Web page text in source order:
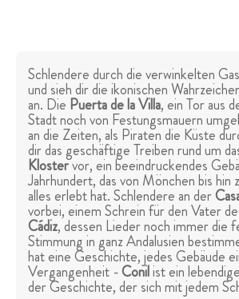
Schlendere durch die verwinkelten
und sieh dir die ikonischen
an. Die Puerta de la Villa, ein Tor aus
Stadt noch von Festungsmauern
an die Zeiten, als Piraten die Küste
dir das geschäftige Treiben rund um
Klostervor, ein beeindruckendes
Jahrhundert, das von Mönchen bis hin
alles erlebt hat. Schlendere an der
vorbei, einem Schrein für den Vater
Cádiz, dessen Lieder noch immer die
Stimmung in ganz Andalusien
hat eine Geschichte, jedes Gebäude
Vergangenheit -Conilist ein
der Geschichte, der sich mit jedem